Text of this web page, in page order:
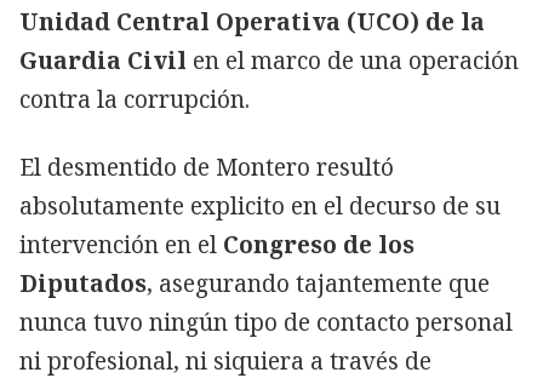
Unidad Central Operativa (UCO) de la
Guardia Civil en el marco de una operación
contra la corrupción.
El desmentido de Montero resultó
absolutamente explicito en el decurso de su
intervención en el Congreso de los
Diputados, asegurando tajantemente que
nunca tuvo ningún tipo de contacto personal
ni profesional, ni siquiera a través de